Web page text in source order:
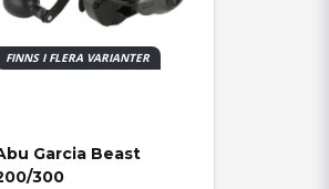
FINNS I FLERA VARIANTER
Garcia Beast
300